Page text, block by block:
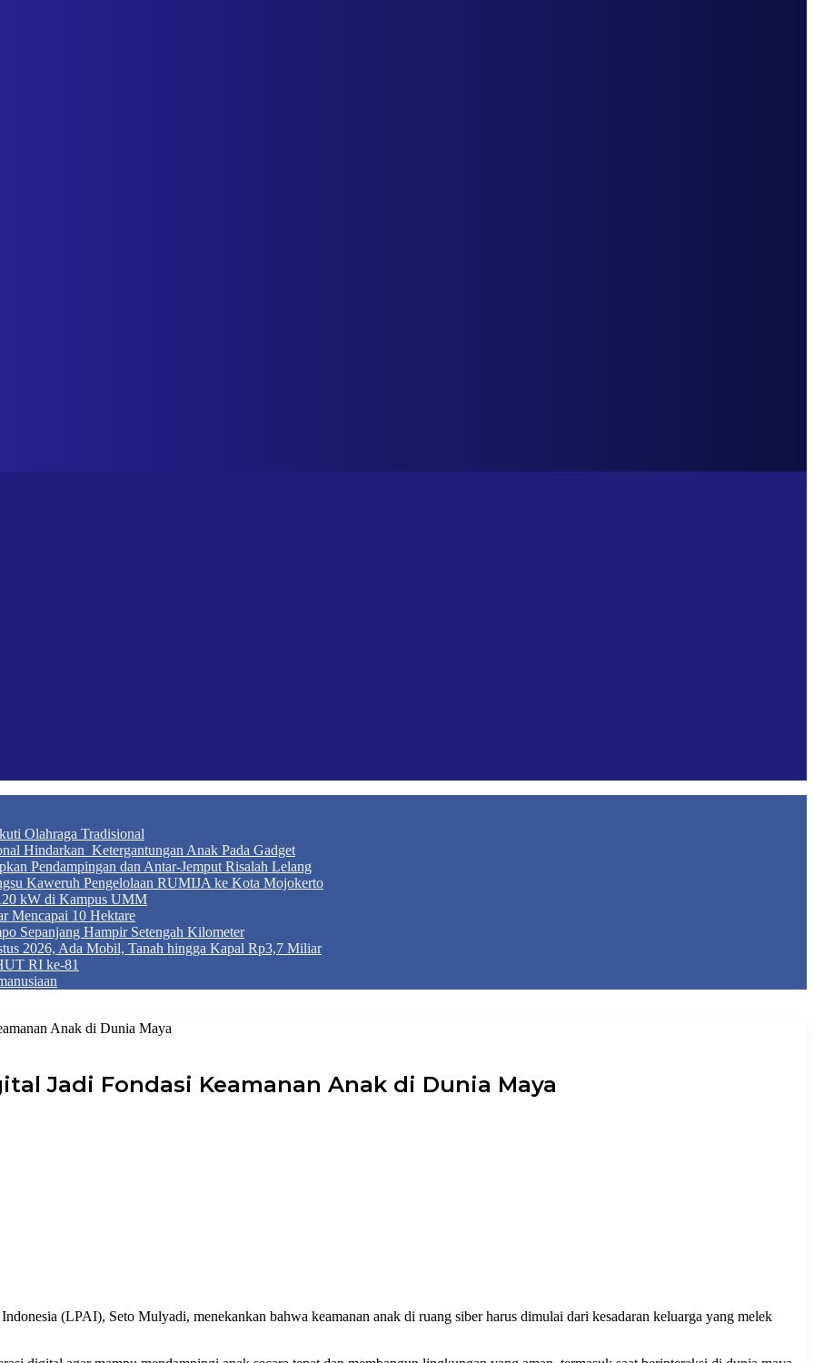
Olahraga Tradisional
Hindarkan Ketergantungan Anak Pada Gadget
Pendampingan dan Antar-Jemput Risalah Lelang
Kaweruh Pengelolaan RUMIJA ke Kota Mojokerto
kW di Kampus UMM
Mencapai 10 Hektare
Sepanjang Hampir Setengah Kilometer
2026, Ada Mobil, Tanah hingga Kapal Rp3,7 Miliar
RI ke-81
Anak di Dunia Maya
Jadi Fondasi Keamanan Anak di Dunia Maya
(LPAI), Seto Mulyadi, menekankan bahwa keamanan anak di ruang siber harus dimulai dari kesadaran keluarga yang melek